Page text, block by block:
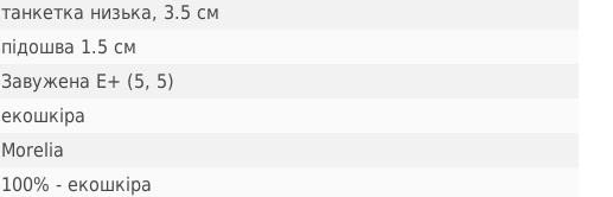
танкетка низька, 3.5 см
підошва 1.5 см
Завужена E+ (5, 5)
екошкіра
Morelia
100% - екошкіра